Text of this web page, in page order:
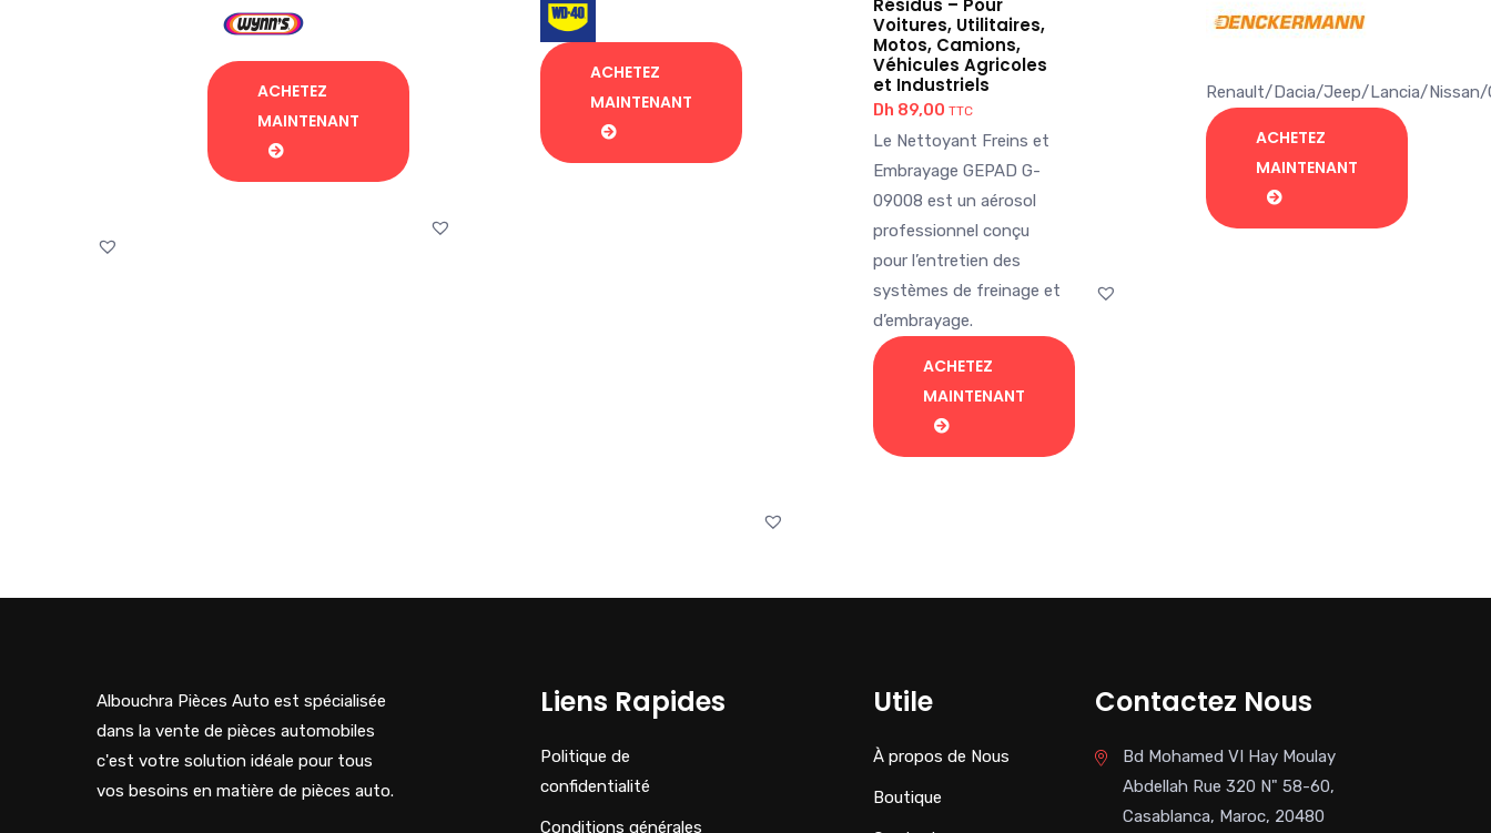
ACHETEZ
MAINTENANT
ACHETEZ
MAINTENANT
Résidus – Pour
Voitures, Utilitaires,
Motos, Camions,
Véhicules Agricoles
et Industriels
Dh 89,00 TTC
Le Nettoyant Freins et
Embrayage GEPAD G-
09008 est un aérosol
professionnel conçu
pour l’entretien des
systèmes de freinage et
d’embrayage.
ACHETEZ
MAINTENANT
était :
actuel
Renault/Dacia/Jeep/Lancia/Nissan/
ACHETEZ
MAINTENANT
Albouchra Pièces Auto est spécialisée
dans la vente de pièces automobiles
c'est votre solution idéale pour tous
vos besoins en matière de pièces auto.
Liens Rapides
Politique de
confidentialité
Conditions générales
Utile
À propos de Nous
Boutique
Contactez Nous
Bd Mohamed VI Hay Moulay
Abdellah Rue 320 N" 58-60,
Casablanca, Maroc, 20480